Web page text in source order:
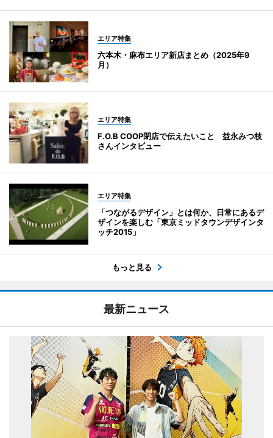
エリア特集
六本木・麻布エリア新店まとめ（2025年9
月）
エリア特集
F.O.B COOP閉店で伝えたいこと 益永みつ枝
さんインタビュー
エリア特集
「つながるデザイン」とは何か、日常にあるデ
ザインを楽しむ「東京ミッドタウンデザインタ
ッチ2015」
もっと見る
最新ニュース